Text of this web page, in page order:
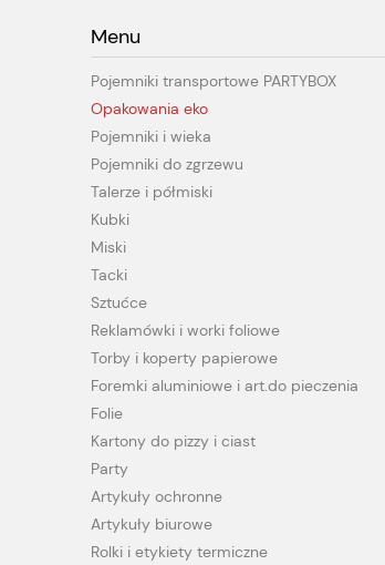
Menu
Pojemniki transportowe PARTYBOX
Opakowania eko
Pojemniki i wieka
Pojemniki do zgrzewu
Talerze i półmiski
Kubki
Miski
Tacki
Sztućce
Reklamówki i worki foliowe
Torby i koperty papierowe
Foremki aluminiowe i art.do pieczenia
Folie
Kartony do pizzy i ciast
Party
Artykuły ochronne
Artykuły biurowe
Rolki i etykiety termiczne